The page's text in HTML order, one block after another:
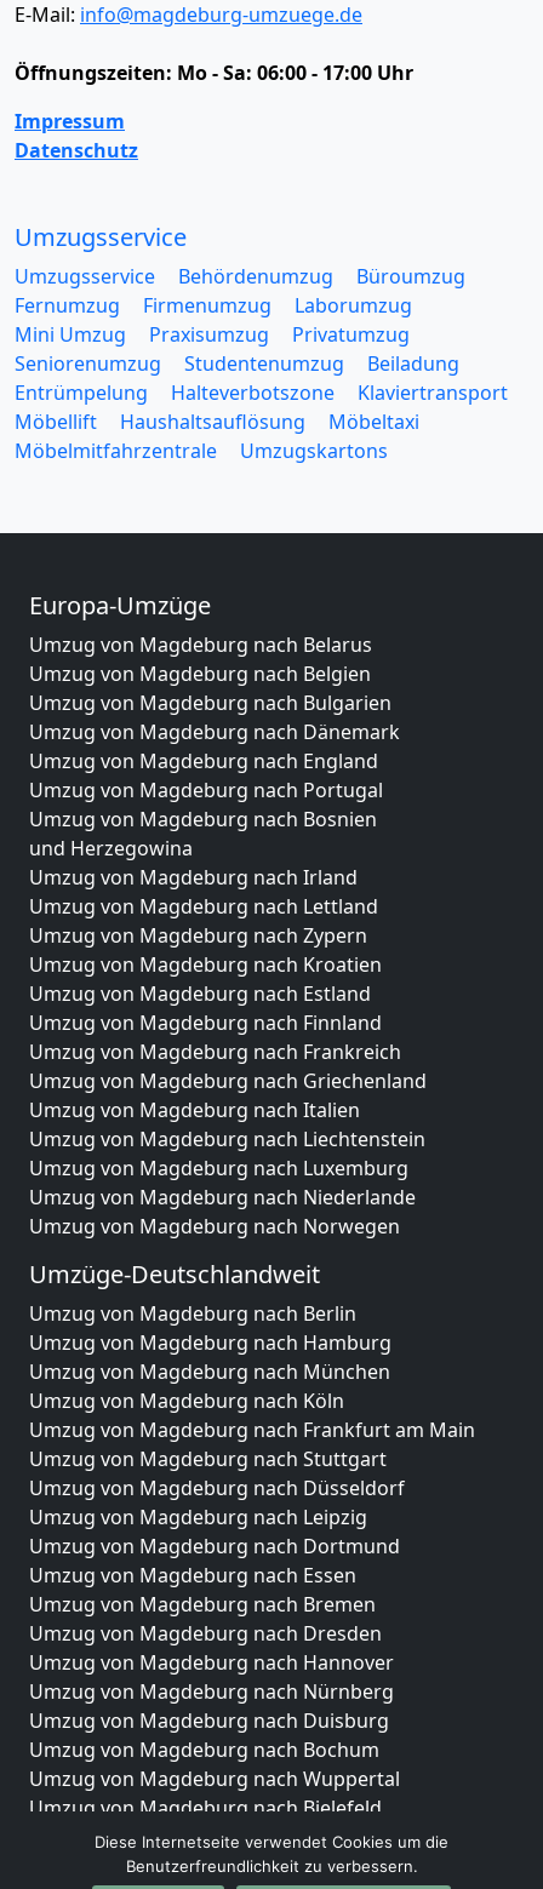
E-Mail: info@magdeburg-umzuege.de
Öffnungszeiten: Mo - Sa: 06:00 - 17:00 Uhr
Impressum
Datenschutz
Umzugsservice
Umzugsservice Behördenumzug
Büroumzug
Fernumzug
Firmenumzug
Laborumzug
Mini Umzug
Praxisumzug
Privatumzug
Seniorenumzug
Studentenumzug
Beiladung
Entrümpelung
Halteverbotszone
Klaviertransport
Möbellift
Haushaltsauflösung
Möbeltaxi
Möbelmitfahrzentrale
Umzugskartons
Europa-Umzüge
Umzug von Magdeburg nach Belarus
Umzug von Magdeburg nach Belgien
Umzug von Magdeburg nach Bulgarien
Umzug von Magdeburg nach Dänemark
Umzug von Magdeburg nach England
Umzug von Magdeburg nach Portugal
Umzug von Magdeburg nach Bosnien
und Herzegowina
Umzug von Magdeburg nach Irland
Umzug von Magdeburg nach Lettland
Umzug von Magdeburg nach Zypern
Umzug von Magdeburg nach Kroatien
Umzug von Magdeburg nach Estland
Umzug von Magdeburg nach Finnland
Umzug von Magdeburg nach Frankreich
Umzug von Magdeburg nach Griechenland
Umzug von Magdeburg nach Italien
Umzug von Magdeburg nach Liechtenstein
Umzug von Magdeburg nach Luxemburg
Umzug von Magdeburg nach Niederlande
Umzug von Magdeburg nach Norwegen
Umzüge-Deutschlandweit
Umzug von Magdeburg nach Berlin
Umzug von Magdeburg nach Hamburg
Umzug von Magdeburg nach München
Umzug von Magdeburg nach Köln
Umzug von Magdeburg nach Frankfurt am Main
Umzug von Magdeburg nach Stuttgart
Umzug von Magdeburg nach Düsseldorf
Umzug von Magdeburg nach Leipzig
Umzug von Magdeburg nach Dortmund
Umzug von Magdeburg nach Essen
Umzug von Magdeburg nach Bremen
Umzug von Magdeburg nach Dresden
Umzug von Magdeburg nach Hannover
Umzug von Magdeburg nach Nürnberg
Umzug von Magdeburg nach Duisburg
Umzug von Magdeburg nach Bochum
Umzug von Magdeburg nach Wuppertal
Umzug von Magdeburg nach Bielefeld
Umzug von Magdeburg nach Bonn
Umzug von Magdeburg nach Münster
Diese Internetseite verwendet Cookies um die
Benutzerfreundlichkeit zu verbessern.